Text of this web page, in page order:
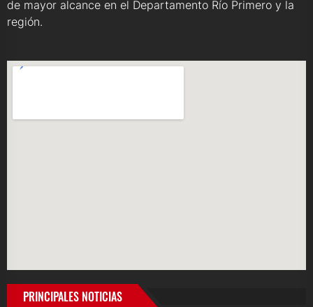
de mayor alcance en el Departamento Río Primero y la
región.
PRINCIPALES NOTICIAS